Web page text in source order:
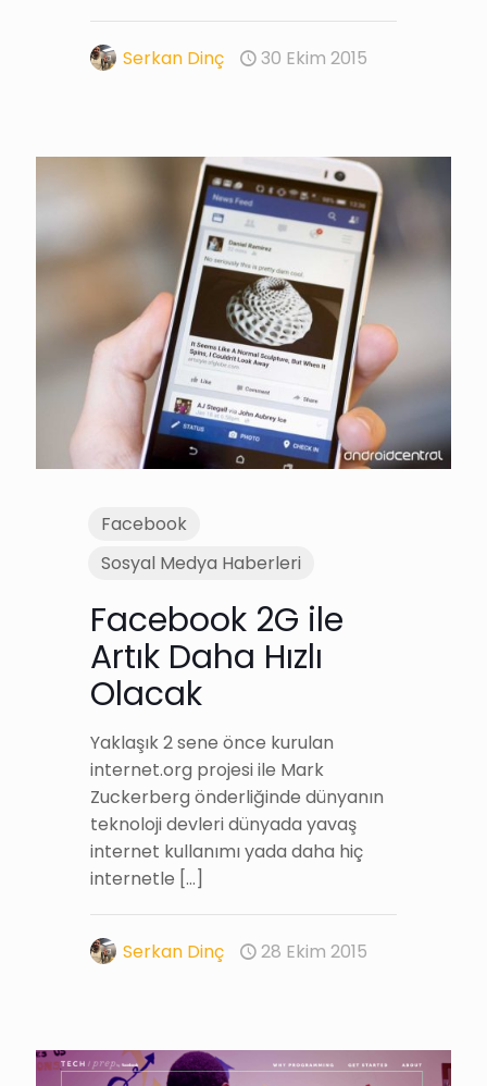
Serkan Dinç 30 Ekim 2015
Facebook
Sosyal Medya Haberleri
Facebook 2G ile
Artık Daha Hızlı
Olacak
Yaklaşık 2 sene önce kurulan
internet.org projesi ile Mark
Zuckerberg önderliğinde dünyanın
teknoloji devleri dünyada yavaş
internet kullanımı yada daha hiç
internetle […]
Serkan Dinç 28 Ekim 2015